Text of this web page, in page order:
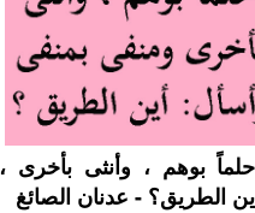
بوهم ، وأنثى بأخرى ،
الطريق؟ - عدنان الصائغ